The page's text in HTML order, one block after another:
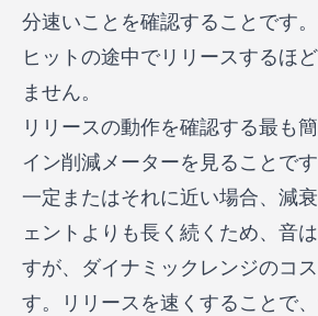
分速いことを確認することです
ヒットの途中でリリースするほ
ません。
リリースの動作を確認する最も
イン削減メーターを見ることで
一定またはそれに近い場合、減
ェントよりも長く続くため、音
すが、ダイナミックレンジのコ
す。リリースを速くすることで